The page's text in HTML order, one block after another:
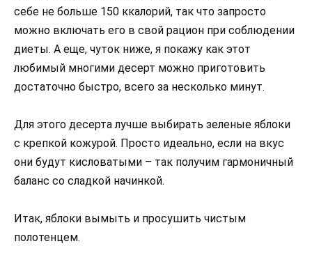
себе не больше 150 ккалорий, так что запросто
можно включать его в свой рацион при соблюдении
диеты. А еще, чуток ниже, я покажу как этот
любимый многими десерт можно приготовить
достаточно быстро, всего за несколько минут.
Для этого десерта лучше выбирать зеленые яблоки
с крепкой кожурой. Просто идеально, если на вкус
они будут кисловатыми – так получим гармоничный
баланс со сладкой начинкой.
Итак, яблоки вымыть и просушить чистым
полотенцем.